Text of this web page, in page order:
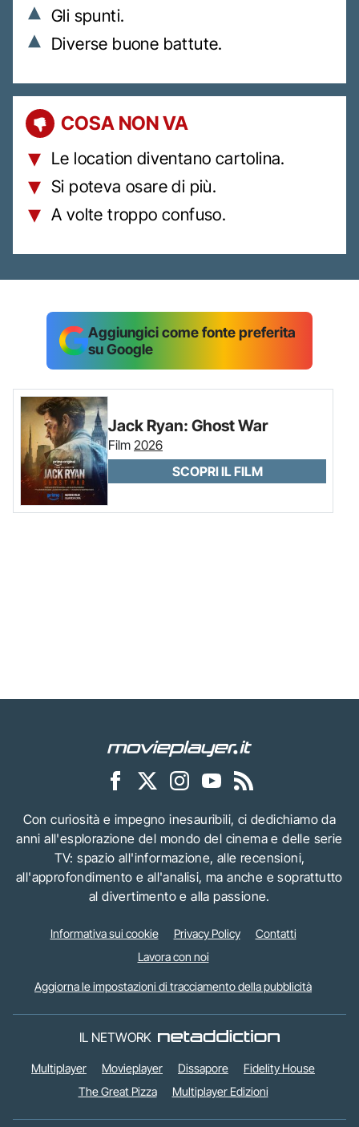
Gli spunti.
Diverse buone battute.
COSA NON VA
Le location diventano cartolina.
Si poteva osare di più.
A volte troppo confuso.
Aggiungici come fonte preferita
su Google
Jack Ryan: Ghost War
Film 2026
SCOPRI IL FILM
Con curiosità e impegno inesauribili, ci dedichiamo da
anni all'esplorazione del mondo del cinema e delle serie
TV: spazio all'informazione, alle recensioni,
all'approfondimento e all'analisi, ma anche e soprattutto
al divertimento e alla passione.
Informativa sui cookie Privacy Policy
Contatti
Lavora con noi
Aggiorna le impostazioni di tracciamento della pubblicità
IL NETWORK
Multiplayer Movieplayer Dissapore
Fidelity House
The Great Pizza
Multiplayer Edizioni